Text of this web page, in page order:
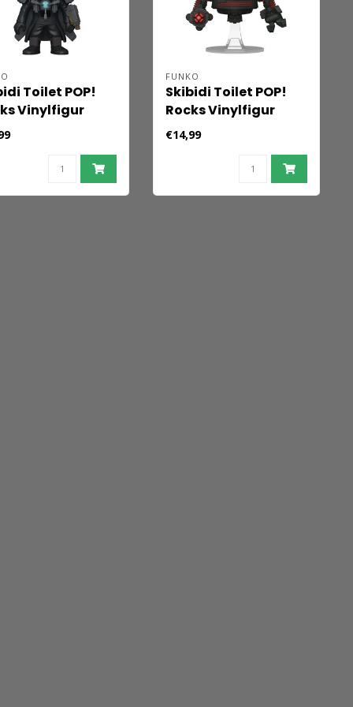
Toilet POP!
Vinylfigur
Cameraman 9
FUNKO
Skibidi Toilet POP!
Rocks Vinylfigur
Jgrnaut AstroToilet
9 cm
€14,99